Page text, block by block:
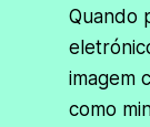
Quando
imagem
como